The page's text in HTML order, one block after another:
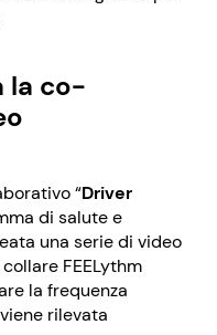
la co-
“Driver
di salute e
una serie di video
FEELythm
la frequenza
rilevata